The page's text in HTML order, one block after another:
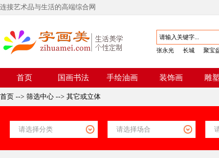
连接艺术品与生活的高端综合网
张永光 长城 聚宝
首页 国画书法 手绘油画 装饰画 雕
首页 --> 筛选中心 --> 其它或立体